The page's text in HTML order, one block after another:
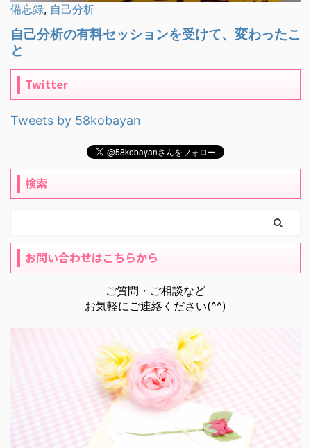
Twitter
Tweets by 58kobayan
検索
お問い合わせはこちらから
ご質問・ご相談など
お気軽にご連絡ください(^^)